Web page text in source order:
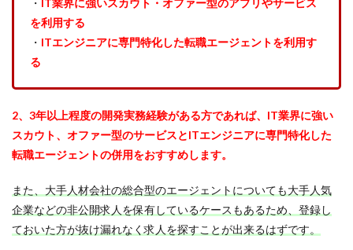
・ IT業界に強いスカウト・オファー型のアプリやサービス
を利用する
・ ITエンジニアに専門特化した転職エージェントを利用す
る
2、3年以上程度の開発実務経験がある方であれば、IT業界に強い
スカウト、オファー型のサービスとITエンジニアに専門特化した
転職エージェントの併用をおすすめします。
また、大手人材会社の総合型のエージェントについても大手人気
企業などの非公開求人を保有しているケースもあるため、登録し
ておいた方が抜け漏れなく求人を探すことが出来るはずです。